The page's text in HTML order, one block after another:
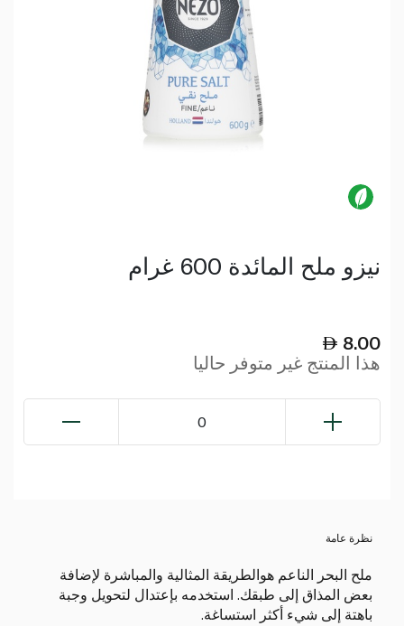
نيزو ملح المائدة 600 غرام
8.00
هذا المنتج غير متوفر حاليا
0
نظرة عامة
ملح البحر الناعم هوالطريقة المثالية والمباشرة لإضافة
بعض المذاق إلى طبقك. استخدمه بإعتدال لتحويل وجبة
باهتة إلى شيء أكثر استساغة.